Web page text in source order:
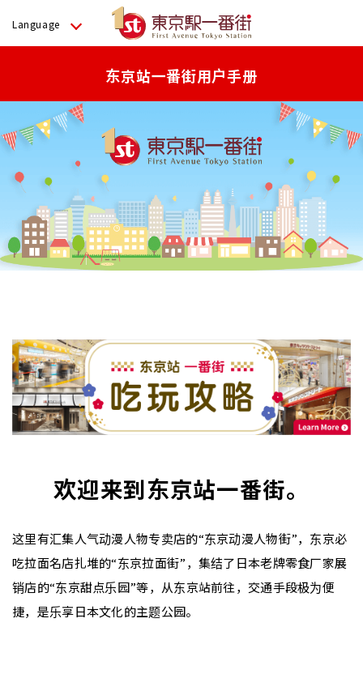
Language
东京站一番街用户手册
欢迎来到东京站一番街。
这里有汇集人气动漫人物专卖店的“东京动漫人物街”，东京必
吃拉面名店扎堆的“东京拉面街”，集结了日本老牌零食厂家展
销店的“东京甜点乐园”等，从东京站前往，交通手段极为便
捷，是乐享日本文化的主题公园。